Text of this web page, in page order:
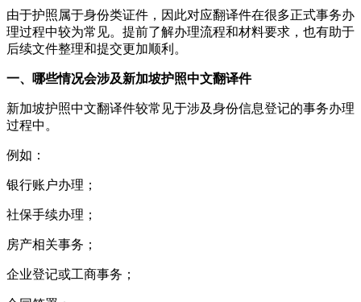
由于护照属于身份类证件，因此对应翻译件在很多正式事务办
理过程中较为常见。提前了解办理流程和材料要求，也有助于
后续文件整理和提交更加顺利。
一、哪些情况会涉及新加坡护照中文翻译件
新加坡护照中文翻译件较常见于涉及身份信息登记的事务办理
过程中。
例如：
银行账户办理；
社保手续办理；
房产相关事务；
企业登记或工商事务；